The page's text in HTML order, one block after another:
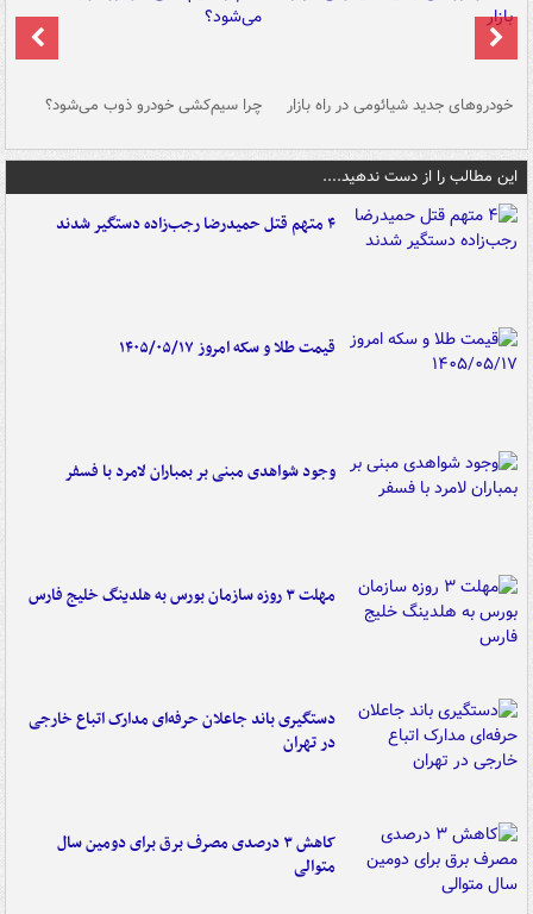
خودروهای جدید شیائومی در راه بازار چرا سیم‌کشی خودرو ذوب می‌شود؟
این مطالب را از دست ندهید....
۴ متهم قتل حمیدرضا رجب‌زاده دستگیر شدند
قیمت طلا و سکه امروز ۱۴۰۵/۰۵/۱۷
وجود شواهدی مبنی بر بمباران لامرد با فسفر
مهلت ۳ روزه سازمان بورس به هلدینگ خلیج فارس
دستگیری باند جاعلان حرفه‌ای مدارک اتباع خارجی
در تهران
کاهش ۳ درصدی مصرف برق برای دومین سال
متوالی